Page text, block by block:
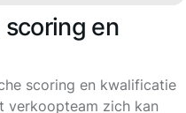
en
scoring en kwalificatie
verkoopteam zich kan